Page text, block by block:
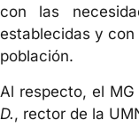
con las
establecidas y
población.
Al respecto, el
D. , rector de la